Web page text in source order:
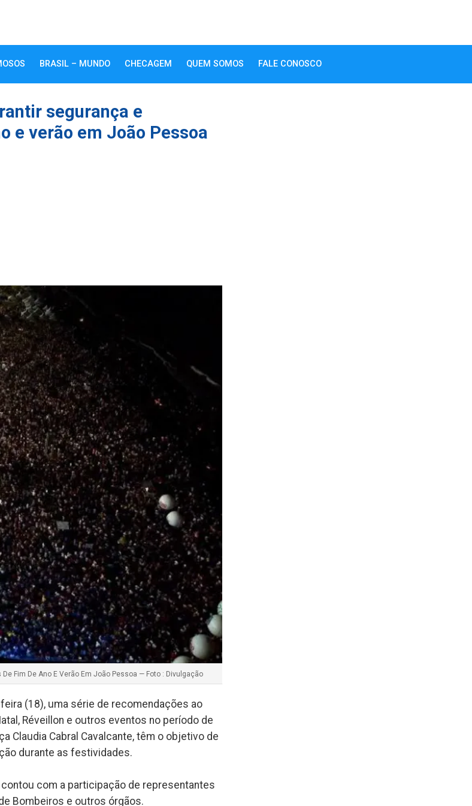
BRASIL – MUNDO CHECAGEM QUEM SOMOS FALE CONOSCO
segurança e
e verão em João Pessoa
Fim De Ano E Verão Em João Pessoa — Foto : Divulgação
(18), uma série de recomendações ao
Réveillon e outros eventos no período de
Claudia Cabral Cavalcante, têm o objetivo de
durante as festividades.
com a participação de representantes
Bombeiros e outros órgãos.